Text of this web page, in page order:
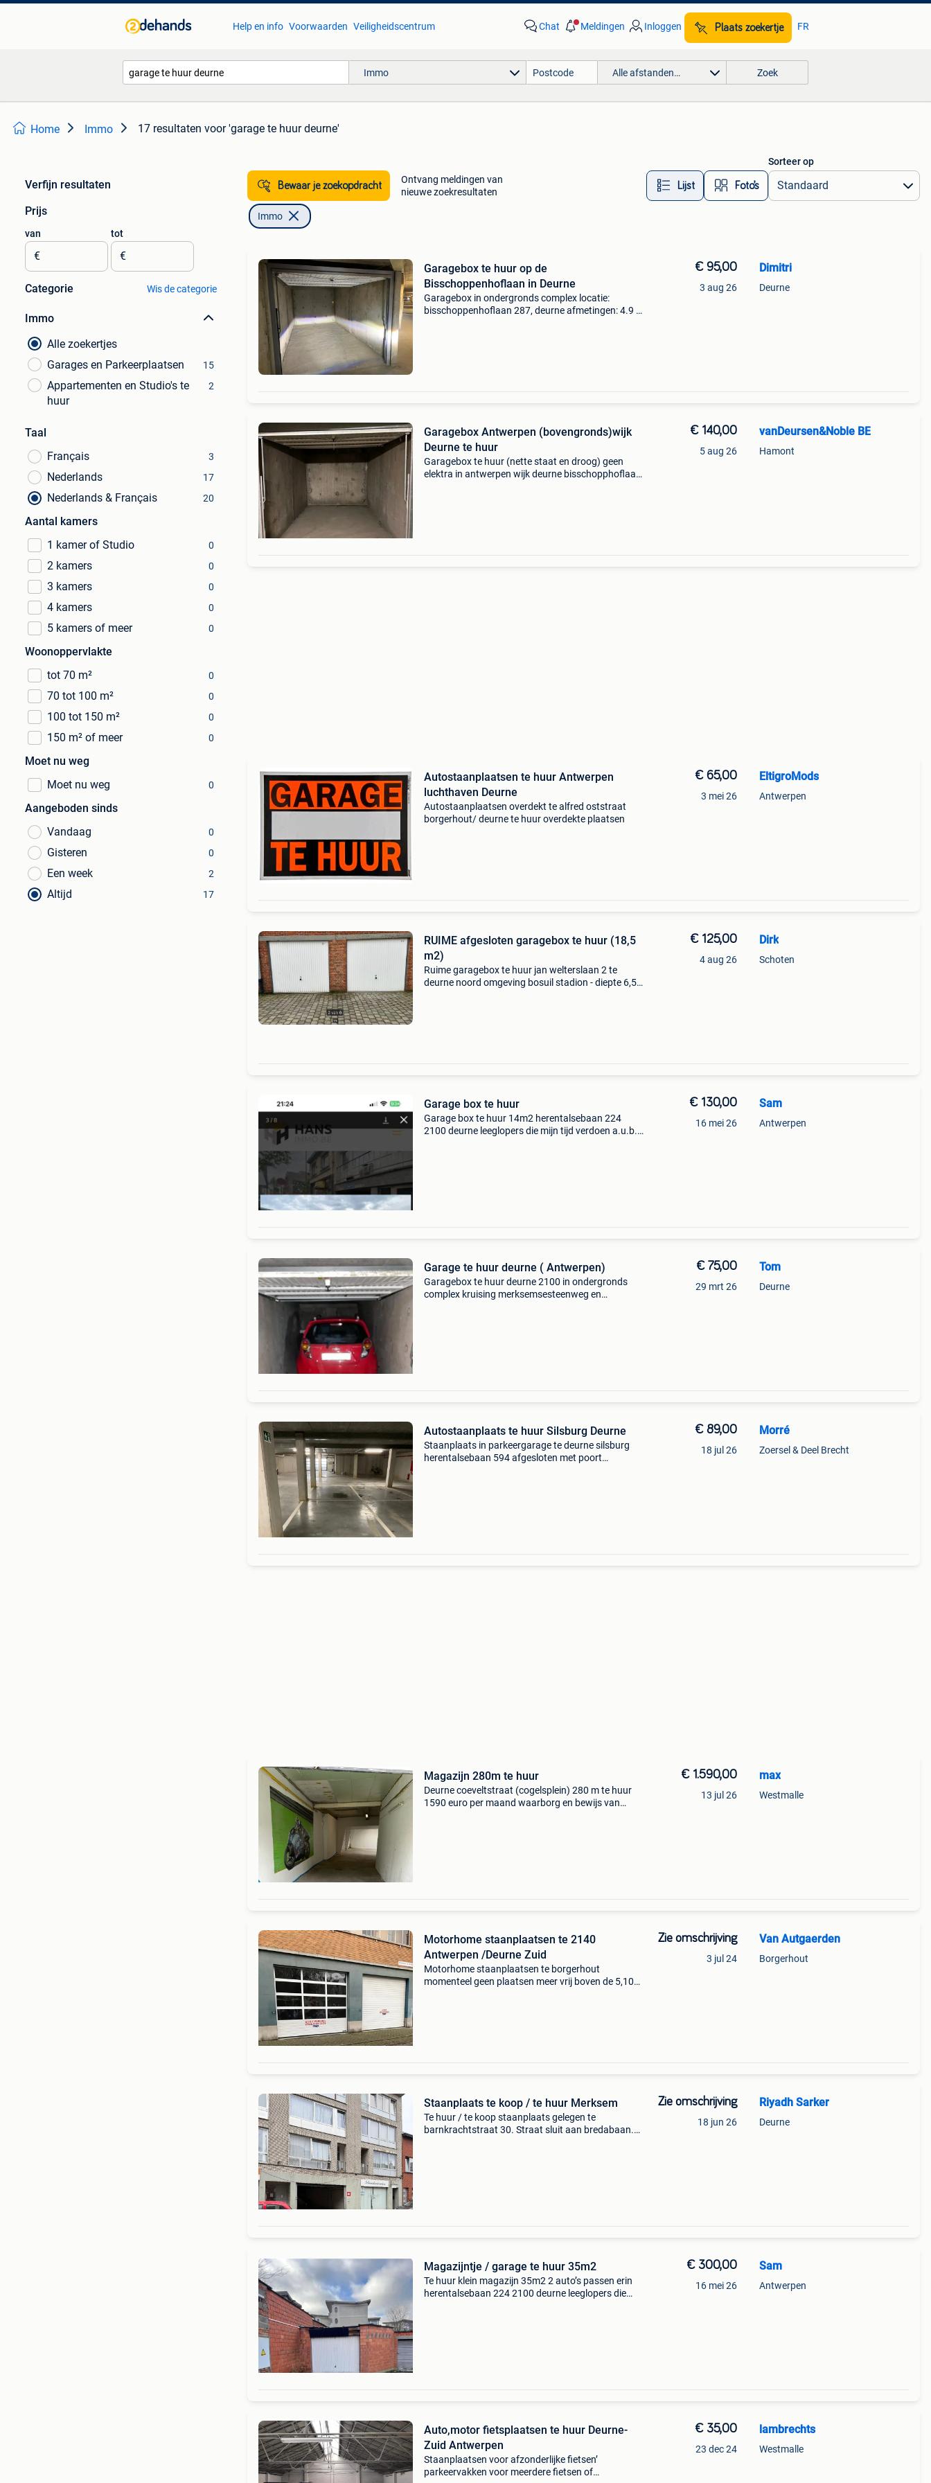
Help en info Voorwaarden Veiligheidscentrum Chat Meldingen Inloggen Plaats zoekertje FR
Immo Alle afstanden… Zoek
Home Immo 17 resultaten voor 'garage te huur deurne'
Verfijn resultaten
Prijs
van
€
tot
€
Categorie Wis de categorie
Immo
Alle zoekertjes
Garages en Parkeerplaatsen
15
Appartementen en Studio's te
huur
2
Taal
Français
3
Nederlands 17
Nederlands & Français 20
Aantal kamers
1 kamer of Studio
0
2 kamers 0
3 kamers 0
4 kamers 0
5 kamers of meer 0
Woonoppervlakte
tot 70 m²
0
70 tot 100 m² 0
100 tot 150 m² 0
150 m² of meer 0
Moet nu weg
Moet nu weg
0
Aangeboden sinds
Vandaag
0
Gisteren 0
Een week 2
Altijd 17
Bewaar je zoekopdracht
Ontvang meldingen van
nieuwe zoekresultaten
Lijst Foto’s
Sorteer op
Immo
Garagebox te huur op de
Bisschoppenhoflaan in Deurne
Garagebox in ondergronds complex locatie:
bisschoppenhoflaan 287, deurne afmetingen: 4.9 X
€ 95,00
3 aug 26
Dimitri
Deurne
Garagebox Antwerpen (bovengronds)wijk
Deurne te huur
Garagebox te huur (nette staat en droog) geen
elektra in antwerpen wijk deurne bisschopphoflaan
€ 140,00
5 aug 26
vanDeursen&Noble BE
Hamont
Autostaanplaatsen te huur Antwerpen
luchthaven Deurne
Autostaanplaatsen overdekt te alfred oststraat
borgerhout/ deurne te huur overdekte plaatsen
€ 65,00
3 mei 26
EltigroMods
Antwerpen
RUIME afgesloten garagebox te huur (18,5
m2)
Ruime garagebox te huur jan welterslaan 2 te
deurne noord omgeving bosuil stadion - diepte 6,5
€ 125,00
4 aug 26
Dirk
Schoten
Garage box te huur
Garage box te huur 14m2 herentalsebaan 224
2100 deurne leeglopers die mijn tijd verdoen a.u.b.
€ 130,00
16 mei 26
Sam
Antwerpen
Garage te huur deurne ( Antwerpen)
Garagebox te huur deurne 2100 in ondergronds
complex kruising merksemsesteenweg en
€ 75,00
29 mrt 26
Tom
Deurne
Autostaanplaats te huur Silsburg Deurne
Staanplaats in parkeergarage te deurne silsburg
herentalsebaan 594 afgesloten met poort
€ 89,00
18 jul 26
Morré
Zoersel & Deel Brecht
Magazijn 280m te huur
Deurne coeveltstraat (cogelsplein) 280 m te huur
1590 euro per maand waarborg en bewijs van
€ 1.590,00
13 jul 26
max
Westmalle
Motorhome staanplaatsen te 2140
Antwerpen /Deurne Zuid
Motorhome staanplaatsen te borgerhout
momenteel geen plaatsen meer vrij boven de 5,10m
Zie omschrijving
3 jul 24
Van Autgaerden
Borgerhout
Staanplaats te koop / te huur Merksem
Te huur / te koop staanplaats gelegen te
barnkrachtstraat 30. Straat sluit aan bredabaan.
Zie omschrijving
18 jun 26
Riyadh Sarker
Deurne
Magazijntje / garage te huur 35m2
Te huur klein magazijn 35m2 2 auto’s passen erin
herentalsebaan 224 2100 deurne leeglopers die
€ 300,00
16 mei 26
Sam
Antwerpen
Auto,motor fietsplaatsen te huur Deurne-
Zuid Antwerpen
Staanplaatsen voor afzonderlijke fietsen’
parkeervakken voor meerdere fietsen of
€ 35,00
23 dec 24
lambrechts
Westmalle